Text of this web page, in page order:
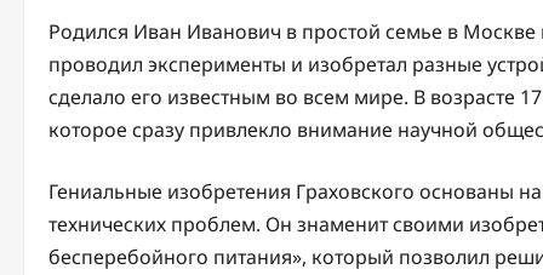
Родился Иван Иванович в простой семье в Москве
проводил эксперименты и изобретал разные
сделало его известным во всем мире. В возрасте
которое сразу привлекло внимание научной
Гениальные изобретения Граховского основаны
технических проблем. Он знаменит своими
бесперебойного питания», который позволил